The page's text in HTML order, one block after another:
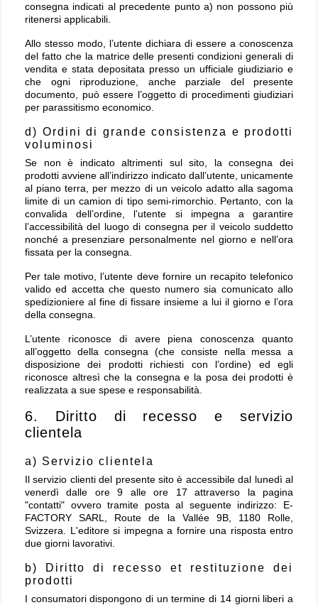
consegna indicati al precedente punto a) non possono più
ritenersi applicabili.
Allo stesso modo, l’utente dichiara di essere a conoscenza
del fatto che la matrice delle presenti condizioni generali di
vendita e stata depositata presso un ufficiale giudiziario e
che ogni riproduzione, anche parziale del presente
documento, può essere l’oggetto di procedimenti giudiziari
per parassitismo economico.
d) Ordini di grande consistenza e prodotti
voluminosi
Se non è indicato altrimenti sul sito, la consegna dei
prodotti avviene all’indirizzo indicato dall’utente, unicamente
al piano terra, per mezzo di un veicolo adatto alla sagoma
limite di un camion di tipo semi-rimorchio. Pertanto, con la
convalida dell’ordine, l’utente si impegna a garantire
l’accessibilità del luogo di consegna per il veicolo suddetto
nonché a presenziare personalmente nel giorno e nell’ora
fissata per la consegna.
Per tale motivo, l’utente deve fornire un recapito telefonico
valido ed accetta che questo numero sia comunicato allo
spedizioniere al fine di fissare insieme a lui il giorno e l’ora
della consegna.
L’utente riconosce di avere piena conoscenza quanto
all’oggetto della consegna (che consiste nella messa a
disposizione dei prodotti richiesti con l’ordine) ed egli
riconosce altresì che la consegna e la posa dei prodotti è
realizzata a sue spese e responsabilità.
6. Diritto di recesso e servizio
clientela
a) Servizio clientela
Il servizio clienti del presente sito è accessibile dal lunedì al
venerdì dalle ore 9 alle ore 17 attraverso la pagina
"contatti" ovvero tramite posta al seguente indirizzo: E-
FACTORY SARL, Route de la Vallée 9B, 1180 Rolle,
Svizzera. L'editore si impegna a fornire una risposta entro
due giorni lavorativi.
b) Diritto di recesso et restituzione dei
prodotti
I consumatori dispongono di un termine di 14 giorni liberi a